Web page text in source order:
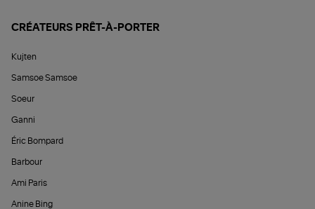
CRÉATEURS PRÊT-À-PORTER
Kujten
Samsoe Samsoe
Soeur
Ganni
Éric Bompard
Barbour
Ami Paris
Anine Bing